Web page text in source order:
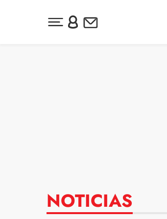
Desplegar menú principal
Inicia sesión o regístrate
Newsletter
NOTICIAS